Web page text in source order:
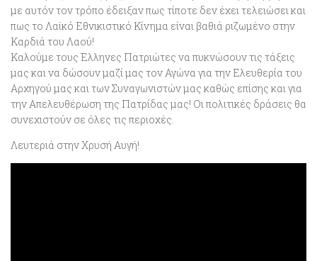
με αυτόν τον τρόπο έδειξαν πως τίποτε δεν έχει τελειώσει και
πως το Λαϊκό Εθνικιστικό Κίνημα είναι βαθιά ριζωμένο στην
Καρδιά του Λαού!
Καλούμε τους Έλληνες Πατριώτες να πυκνώσουν τις τάξεις
μας και να δώσουν μαζί μας τον Αγώνα για την Ελευθερία του
Αρχηγού μας και των Συναγωνιστών μας καθώς επίσης και για
την Απελευθέρωση της Πατρίδας μας! Οι πολιτικές δράσεις θα
συνεχιστούν σε όλες τις περιοχές.
Λευτεριά στην Χρυσή Αυγή!